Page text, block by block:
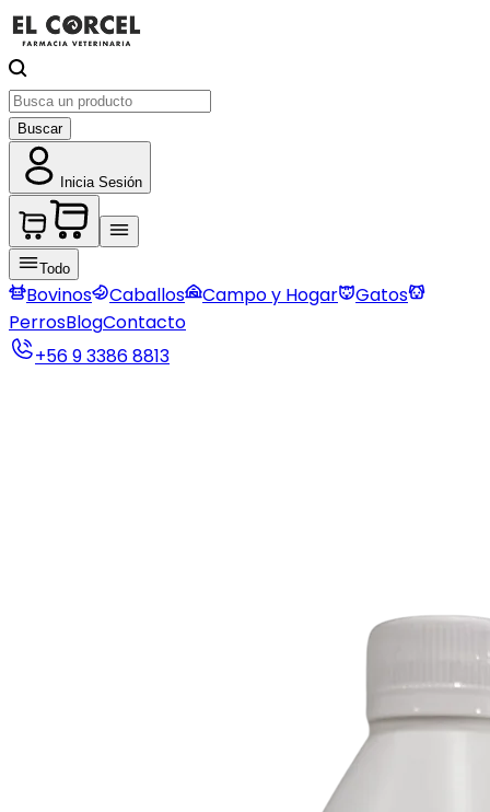
Buscar
Inicia Sesión
Todo
Bovinos Caballos Campo y Hogar
Gatos
PerrosBlogContacto
+56 9 3386 8813